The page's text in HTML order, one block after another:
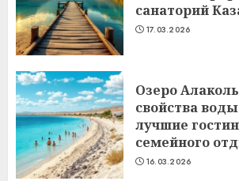
санаторий
17.03.2026
Озеро
свойства
лучшие
семейного
16.03.2026